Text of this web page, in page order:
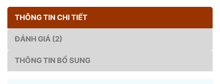
THÔNG TIN CHI TIẾT
ĐÁNH GIÁ (2)
THÔNG TIN BỔ SUNG